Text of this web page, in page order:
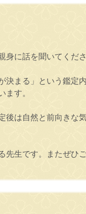
に話を聞いてくだ
まる」という鑑定
す。
は自然と前向きな
生です。またぜひ